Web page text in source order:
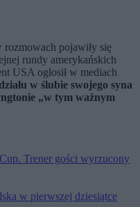
rozmowach pojawiły się
rundy amerykańskich
USA ogłosił w mediach
w ślubie swojego syna
„w tym ważnym
Trener gości wyrzucony
w pierwszej dziesiątce